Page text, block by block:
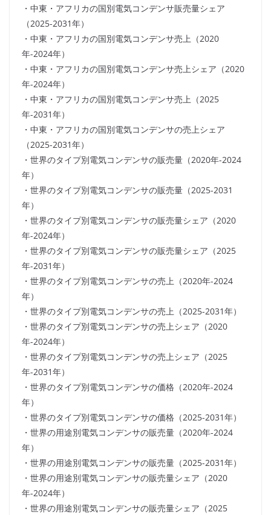
・中東・アフリカの国別電気コンデンサ販売量シェア
（2025-2031年）
・中東・アフリカの国別電気コンデンサ売上（2020
年-2024年）
・中東・アフリカの国別電気コンデンサ売上シェア（2020
年-2024年）
・中東・アフリカの国別電気コンデンサ売上（2025
年-2031年）
・中東・アフリカの国別電気コンデンサの売上シェア
（2025-2031年）
・世界のタイプ別電気コンデンサの販売量（2020年-2024
年）
・世界のタイプ別電気コンデンサの販売量（2025-2031
年）
・世界のタイプ別電気コンデンサの販売量シェア（2020
年-2024年）
・世界のタイプ別電気コンデンサの販売量シェア（2025
年-2031年）
・世界のタイプ別電気コンデンサの売上（2020年-2024
年）
・世界のタイプ別電気コンデンサの売上（2025-2031年）
・世界のタイプ別電気コンデンサの売上シェア（2020
年-2024年）
・世界のタイプ別電気コンデンサの売上シェア（2025
年-2031年）
・世界のタイプ別電気コンデンサの価格（2020年-2024
年）
・世界のタイプ別電気コンデンサの価格（2025-2031年）
・世界の用途別電気コンデンサの販売量（2020年-2024
年）
・世界の用途別電気コンデンサの販売量（2025-2031年）
・世界の用途別電気コンデンサの販売量シェア（2020
年-2024年）
・世界の用途別電気コンデンサの販売量シェア（2025